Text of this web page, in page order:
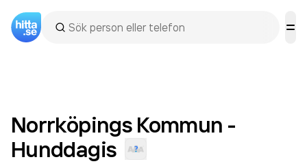
Norrköpings Kommun -
Hunddagis